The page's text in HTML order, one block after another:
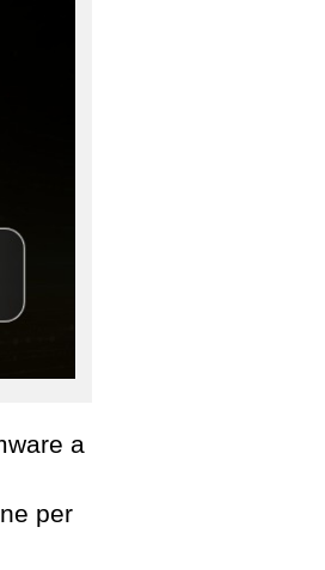
a
per